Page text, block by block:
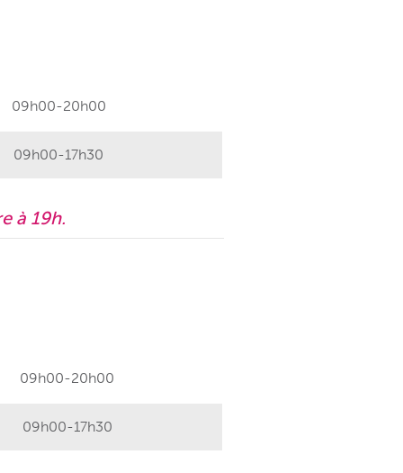
09h00-20h00
09h00-17h30
à 19h.
09h00-20h00
09h00-17h30